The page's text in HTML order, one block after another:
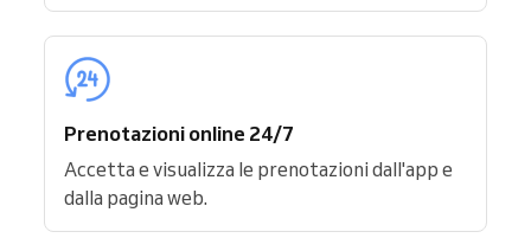
Prenotazioni online 24/7
Accetta e visualizza le prenotazioni dall'app e
dalla pagina web.